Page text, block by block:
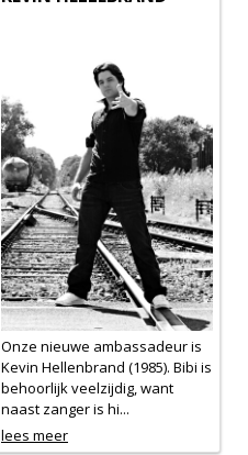
Onze nieuwe ambassadeur is
Kevin Hellenbrand (1985). Bibi is
behoorlijk veelzijdig, want
naast zanger is hi...
lees meer